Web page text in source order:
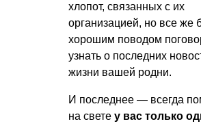
хлопот, связанных с их
организацией, но все же
хорошим поводом
узнать о последних
жизни вашей родни.
И последнее — всегда
на свете у вас только